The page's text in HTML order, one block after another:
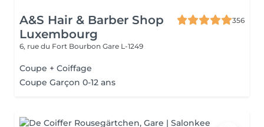
A&S Hair & Barber Shop
Luxembourg
356
6, rue du Fort Bourbon Gare L-1249
Coupe + Coiffage
Coupe Garçon 0-12 ans